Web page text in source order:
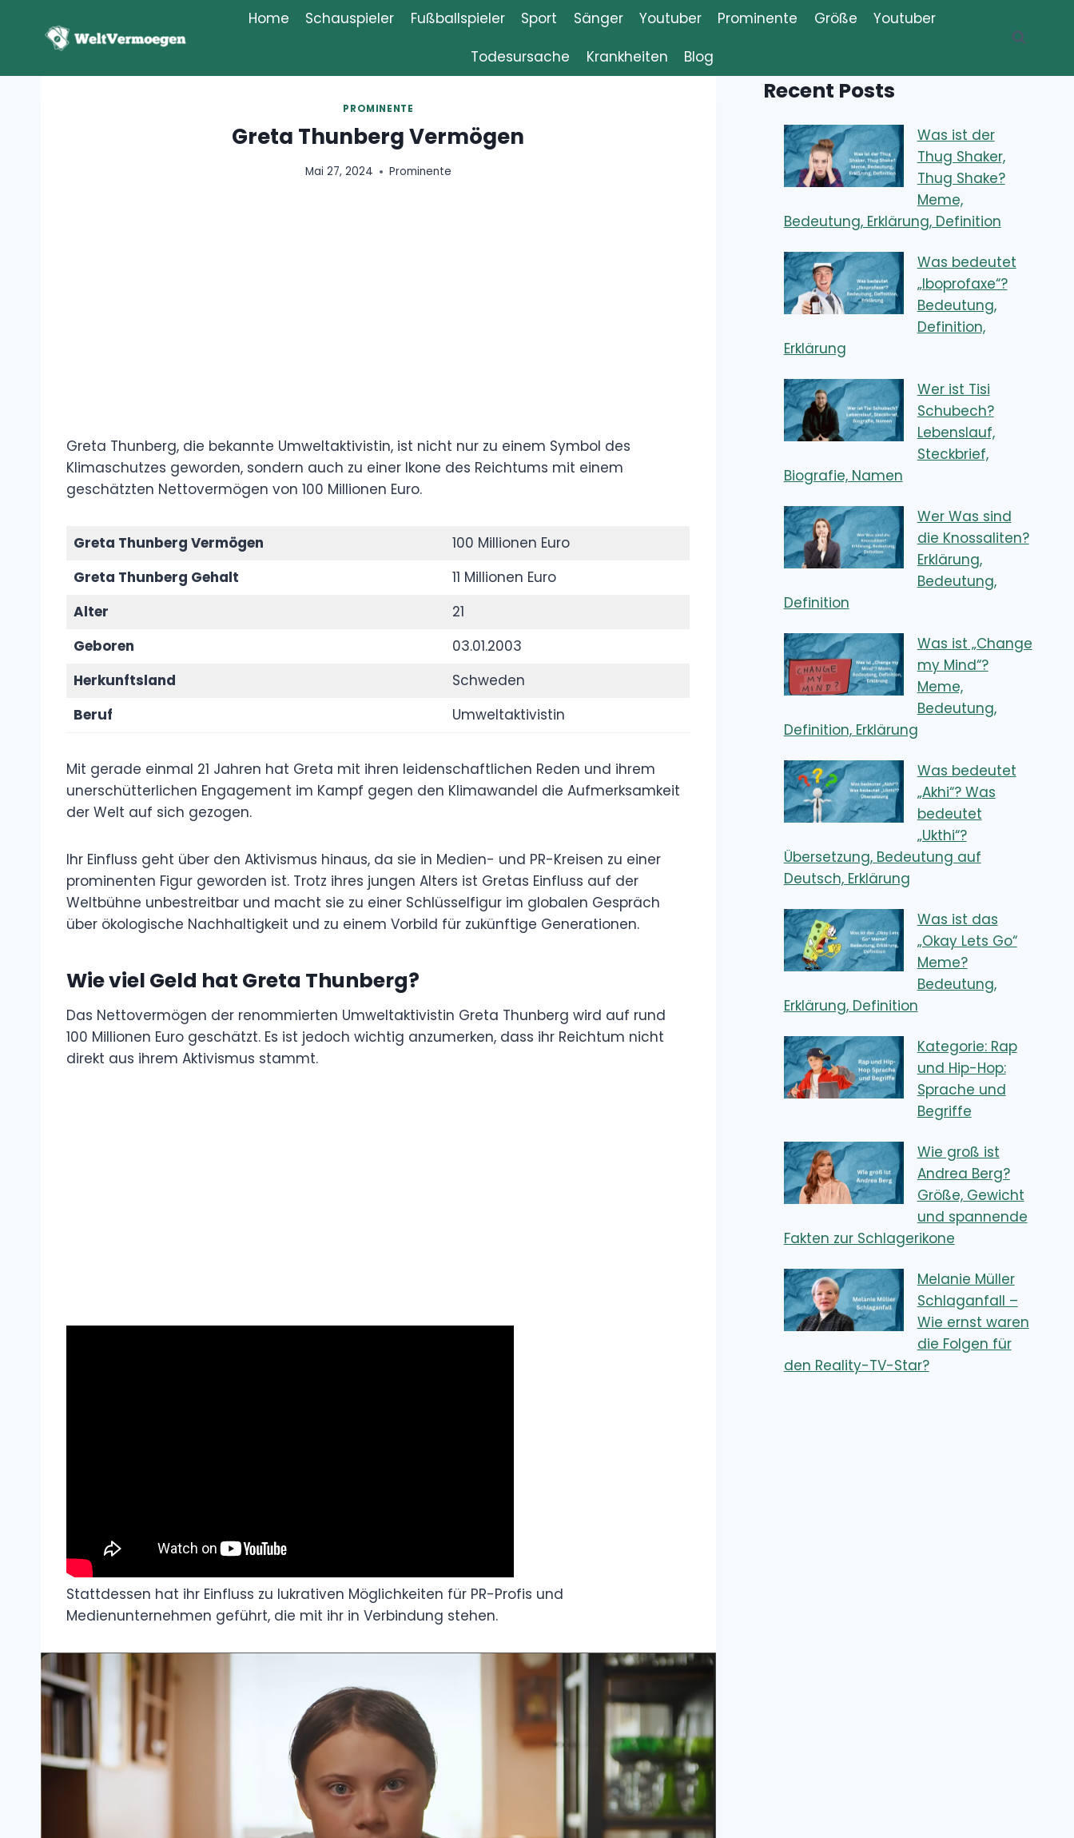
springen
Home Schauspieler Fußballspieler Sport Sänger Youtuber Prominente Größe
Youtuber
Todesursache
Krankheiten Blog
PROMINENTE
Greta Thunberg Vermögen
Mai 27, 2024 Prominente
Greta Thunberg, die bekannte Umweltaktivistin, ist nicht nur zu einem Symbol des
Klimaschutzes geworden, sondern auch zu einer Ikone des Reichtums mit einem
geschätzten Nettovermögen von 100 Millionen Euro.
Greta Thunberg Vermögen
100 Millionen Euro
Greta Thunberg Gehalt
11 Millionen Euro
Alter
21
Geboren
03.01.2003
Herkunftsland
Schweden
Beruf
Umweltaktivistin
Mit gerade einmal 21 Jahren hat Greta mit ihren leidenschaftlichen Reden und ihrem
unerschütterlichen Engagement im Kampf gegen den Klimawandel die Aufmerksamkeit
der Welt auf sich gezogen.
Ihr Einfluss geht über den Aktivismus hinaus, da sie in Medien- und PR-Kreisen zu einer
prominenten Figur geworden ist. Trotz ihres jungen Alters ist Gretas Einfluss auf der
Weltbühne unbestreitbar und macht sie zu einer Schlüsselfigur im globalen Gespräch
über ökologische Nachhaltigkeit und zu einem Vorbild für zukünftige Generationen.
Wie viel Geld hat Greta Thunberg?
Das Nettovermögen der renommierten Umweltaktivistin Greta Thunberg wird auf rund
100 Millionen Euro geschätzt. Es ist jedoch wichtig anzumerken, dass ihr Reichtum nicht
direkt aus ihrem Aktivismus stammt.
Stattdessen hat ihr Einfluss zu lukrativen Möglichkeiten für PR-Profis und
Medienunternehmen geführt, die mit ihr in Verbindung stehen.
Recent Posts
Was ist der
Thug Shaker,
Thug Shake?
Meme,
Bedeutung, Erklärung, Definition
Was bedeutet
„Iboprofaxe“?
Bedeutung,
Definition,
Erklärung
Wer ist Tisi
Schubech?
Lebenslauf,
Steckbrief,
Biografie, Namen
Wer Was sind
die Knossaliten?
Erklärung,
Bedeutung,
Definition
Was ist „Change
my Mind“?
Meme,
Bedeutung,
Definition, Erklärung
Was bedeutet
„Akhi“? Was
bedeutet
„Ukthi“?
Übersetzung, Bedeutung auf
Deutsch, Erklärung
Was ist das
„Okay Lets Go“
Meme?
Bedeutung,
Erklärung, Definition
Kategorie: Rap
und Hip-Hop:
Sprache und
Begriffe
Wie groß ist
Andrea Berg?
Größe, Gewicht
und spannende
Fakten zur Schlagerikone
Melanie Müller
Schlaganfall –
Wie ernst waren
die Folgen für
den Reality-TV-Star?